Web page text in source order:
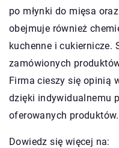
po młynki do mięsa
obejmuje również
kuchenne i cukiernicze.
zamówionych
Firma cieszy się opinią
dzięki indywidualnemu
oferowanych produktów.
Dowiedz się więcej na: